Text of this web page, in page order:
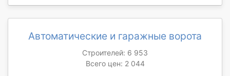
Автоматические и гаражные ворота
Строителей: 6 953
Всего цен: 2 044